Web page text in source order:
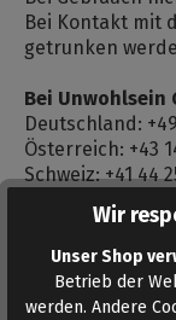
Bei Kontakt mit
getrunken
Bei
Deutschland:
Österreich: +43
Schweiz: +41 44
Bewertungen
Mehr lesen
Wir
Unser Shop
Betrieb der
werden. Andere